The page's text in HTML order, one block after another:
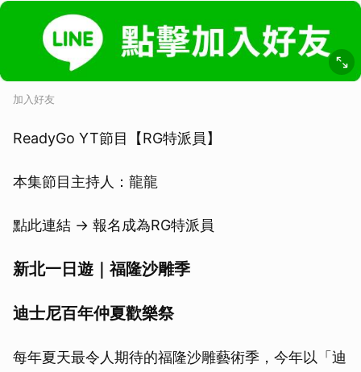
加入好友
ReadyGo YT節目【RG特派員】
本集節目主持人：龍龍
點此連結 -> 報名成為RG特派員
新北一日遊｜福隆沙雕季
迪士尼百年仲夏歡樂祭
每年夏天最令人期待的福隆沙雕藝術季，今年以「迪